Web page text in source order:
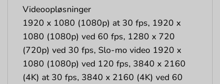
Videoopløsninger
1920 x 1080 (1080p) at 30 fps, 1920 x
1080 (1080p) ved 60 fps, 1280 x 720
(720p) ved 30 fps, Slo-mo video 1920 x
1080 (1080p) ved 120 fps, 3840 x 2160
(4K) at 30 fps, 3840 x 2160 (4K) ved 60